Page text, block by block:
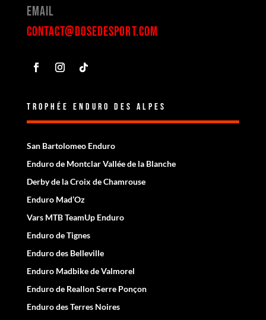
Email
contact@dosedesport.com
Trophée Enduro des Alpes
San Bartolomeo Enduro
Enduro de Montclar Vallée de la Blanche
Derby de la Croix de Chamrouse
Enduro Mad’Oz
Vars MTB TeamUp Enduro
Enduro de Tignes
Enduro des Belleville
Enduro Madbike de Valmorel
Enduro de Reallon Serre Ponçon
Enduro des Terres Noires